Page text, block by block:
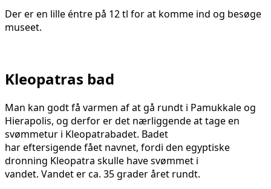
Der er en lille éntre på 12 tl for at komme ind og besøge
museet.
Kleopatras bad
Man kan godt få varmen af at gå rundt i Pamukkale og
Hierapolis, og derfor er det nærliggende at tage en
svømmetur i Kleopatrabadet. Badet
har eftersigende fået navnet, fordi den egyptiske
dronning Kleopatra skulle have svømmet i
vandet. Vandet er ca. 35 grader året rundt.